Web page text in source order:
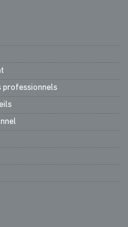
professionnels